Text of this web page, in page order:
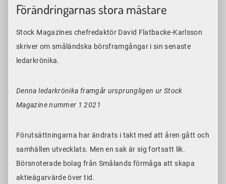
Förändringarnas stora mästare
Stock Magazines chefredaktör David Flatbacke-Karlsson
skriver om småländska börsframgångar i sin senaste
ledarkrönika.
Denna ledarkrönika framgår ursprungligen ur Stock
Magazine nummer 1 2021
Förutsättningarna har ändrats i takt med att åren gått och
samhällen utvecklats. Men en sak är sig fortsatt lik.
Börsnoterade bolag från Smålands förmåga att skapa
aktieägarvärde över tid.